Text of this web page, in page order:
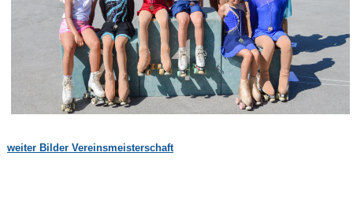
weiter Bilder Vereinsmeisterschaft